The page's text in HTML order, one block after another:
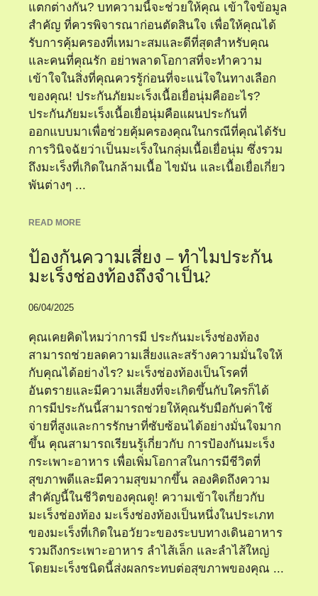
แตกต่างกัน? บทความนี้จะช่วยให้คุณ เข้าใจข้อมูล
สำคัญ ที่ควรพิจารณาก่อนตัดสินใจ เพื่อให้คุณได้
รับการคุ้มครองที่เหมาะสมและดีที่สุดสำหรับคุณ
และคนที่คุณรัก อย่าพลาดโอกาสที่จะทำความ
เข้าใจในสิ่งที่คุณควรรู้ก่อนที่จะแน่ใจในทางเลือก
ของคุณ! ประกันภัยมะเร็งเนื้อเยื่อนุ่มคืออะไร?
ประกันภัยมะเร็งเนื้อเยื่อนุ่มคือแผนประกันที่
ออกแบบมาเพื่อช่วยคุ้มครองคุณในกรณีที่คุณได้รับ
การวินิจฉัยว่าเป็นมะเร็งในกลุ่มเนื้อเยื่อนุ่ม ซึ่งรวม
ถึงมะเร็งที่เกิดในกล้ามเนื้อ ไขมัน และเนื้อเยื่อเกี่ยว
พันต่างๆ ...
READ MORE
ป้องกันความเสี่ยง – ทำไมประกัน
มะเร็งช่องท้องถึงจำเป็น?
06/04/2025
คุณเคยคิดไหมว่าการมี ประกันมะเร็งช่องท้อง
สามารถช่วยลดความเสี่ยงและสร้างความมั่นใจให้
กับคุณได้อย่างไร? มะเร็งช่องท้องเป็นโรคที่
อันตรายและมีความเสี่ยงที่จะเกิดขึ้นกับใครก็ได้
การมีประกันนี้สามารถช่วยให้คุณรับมือกับค่าใช้
จ่ายที่สูงและการรักษาที่ซับซ้อนได้อย่างมั่นใจมาก
ขึ้น คุณสามารถเรียนรู้เกี่ยวกับ การป้องกันมะเร็ง
กระเพาะอาหาร เพื่อเพิ่มโอกาสในการมีชีวิตที่
สุขภาพดีและมีความสุขมากขึ้น ลองคิดถึงความ
สำคัญนี้ในชีวิตของคุณดู! ความเข้าใจเกี่ยวกับ
มะเร็งช่องท้อง มะเร็งช่องท้องเป็นหนึ่งในประเภท
ของมะเร็งที่เกิดในอวัยวะของระบบทางเดินอาหาร
รวมถึงกระเพาะอาหาร ลำไส้เล็ก และลำไส้ใหญ่
โดยมะเร็งชนิดนี้ส่งผลกระทบต่อสุขภาพของคุณ ...